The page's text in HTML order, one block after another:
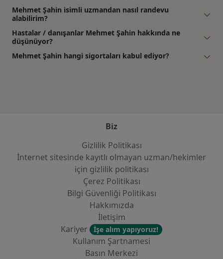
Mehmet Şahin isimli uzmandan nasıl randevu
alabilirim?
Hastalar / danışanlar Mehmet Şahin hakkında ne
düşünüyor?
Mehmet Şahin hangi sigortaları kabul ediyor?
Biz
Gizlilik Politikası
İnternet sitesinde kayıtlı olmayan uzman/hekimler
i̇çin gizlilik politikası
Çerez Politikası
Bilgi Güvenliği Politikası
Hakkımızda
İletişim
Kariyer
İşe alım yapıyoruz!
Kullanım Şartnamesi
Basın Merkezi